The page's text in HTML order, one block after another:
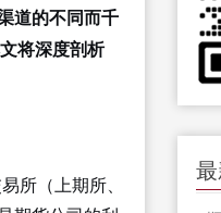
道的不同而千
将深度剖析
所（上期所、